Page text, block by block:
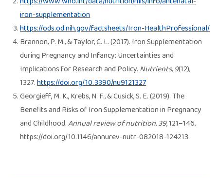
iron-supplementation
https://ods.od.nih.gov/factsheets/Iron-HealthProfessional/
Brannon, P. M., & Taylor, C. L. (2017). Iron Supplementation
during Pregnancy and Infancy: Uncertainties and
Implications for Research and Policy. Nutrients,9(12),
1327.https://doi.org/10.3390/nu9121327
Georgieff, M. K., Krebs, N. F., & Cusick, S. E. (2019). The
Benefits and Risks of Iron Supplementation in Pregnancy
and Childhood.Annual review of nutrition,39, 121–146.
https://doi.org/10.1146/annurev-nutr-082018-124213